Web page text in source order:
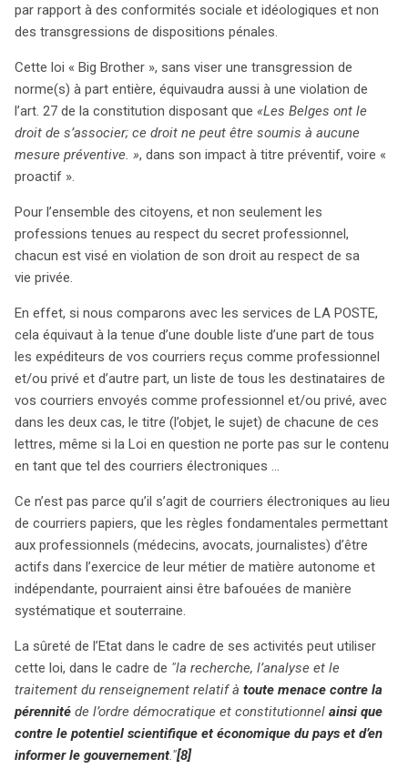
par rapport à des conformités sociale et idéologiques et non
des transgressions de dispositions pénales.
Cette loi « Big Brother », sans viser une transgression de
norme(s) à part entière, équivaudra aussi à une violation de
l’art. 27 de la constitution disposant que «Les Belges ont le
droit de s’associer; ce droit ne peut être soumis à aucune
mesure préventive. », dans son impact à titre préventif, voire «
proactif ».
Pour l’ensemble des citoyens, et non seulement les
professions tenues au respect du secret professionnel,
chacun est visé en violation de son droit au respect de sa
vie privée.
En effet, si nous comparons avec les services de LA POSTE,
cela équivaut à la tenue d’une double liste d’une part de tous
les expéditeurs de vos courriers reçus comme professionnel
et/ou privé et d’autre part, un liste de tous les destinataires de
vos courriers envoyés comme professionnel et/ou privé, avec
dans les deux cas, le titre (l’objet, le sujet) de chacune de ces
lettres, même si la Loi en question ne porte pas sur le contenu
en tant que tel des courriers électroniques …
Ce n’est pas parce qu’il s’agit de courriers électroniques au lieu
de courriers papiers, que les règles fondamentales permettant
aux professionnels (médecins, avocats, journalistes) d’être
actifs dans l’exercice de leur métier de matière autonome et
indépendante, pourraient ainsi être bafouées de manière
systématique et souterraine.
La sûreté de l’Etat dans le cadre de ses activités peut utiliser
cette loi, dans le cadre de "la recherche, l’analyse et le
traitement du renseignement relatif à toute menace contre la
pérennité de l’ordre démocratique et constitutionnel ainsi que
contre le potentiel scientifique et économique du pays et d’en
informer le gouvernement."[8]